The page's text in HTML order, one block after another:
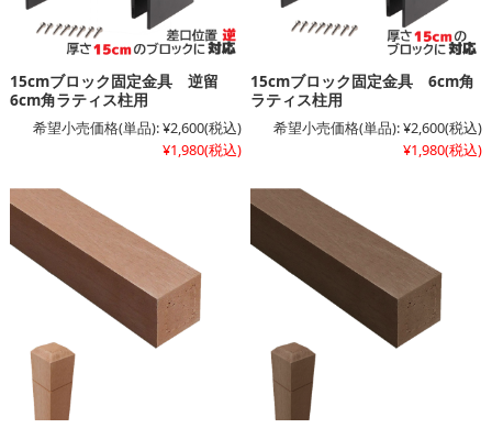
15cmブロック固定金具 逆留
6cm角ラティス柱用
希望小売価格(単品):¥2,600(税込)
¥1,980(税込)
15cmブロック固定金具 6cm角
ラティス柱用
希望小売価格(単品):¥2,600(税込)
¥1,980(税込)